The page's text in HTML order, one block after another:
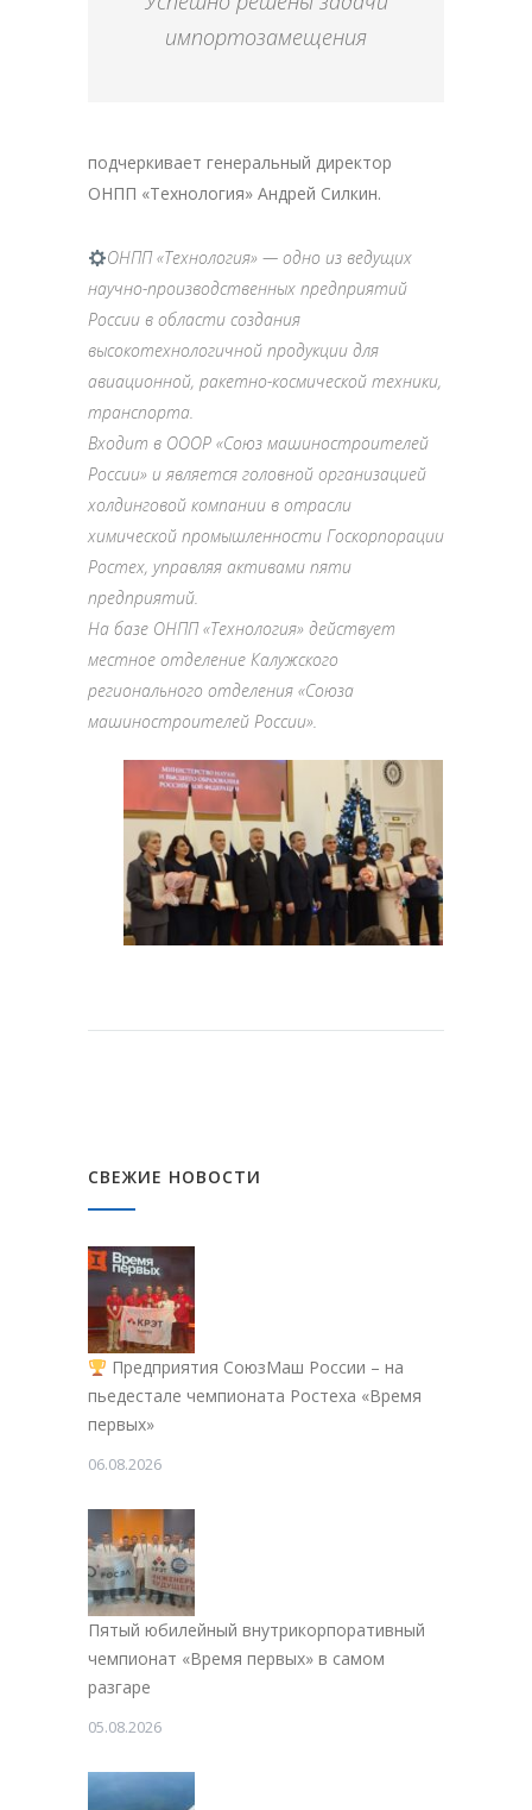
импортозамещения
подчеркивает генеральный директор
ОНПП «Технология» Андрей Силкин.
ОНПП «Технология» — одно из ведущих
научно-производственных предприятий
России в области создания
высокотехнологичной продукции для
авиационной, ракетно-космической техники,
транспорта.
Входит в ОООР «Союз машиностроителей
России» и является головной организацией
холдинговой компании в отрасли
химической промышленности Госкорпорации
Ростех, управляя активами пяти
предприятий.
На базе ОНПП «Технология» действует
местное отделение Калужского
регионального отделения «Союза
машиностроителей России».
СВЕЖИЕ НОВОСТИ
Предприятия СоюзМаш России – на
пьедестале чемпионата Ростеха «Время
первых»
06.08.2026
Пятый юбилейный внутрикорпоративный
чемпионат «Время первых» в самом
разгаре
05.08.2026